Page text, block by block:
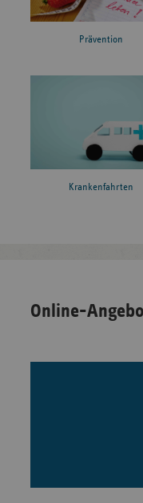
Prävention
Krankenfahrten
Online-